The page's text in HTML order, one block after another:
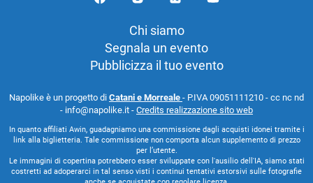
Chi siamo
Segnala un evento
Pubblicizza il tuo evento
Napolike è un progetto di Catani e Morreale - P.IVA 09051111210 - cc nc nd
- info@napolike.it - Credits realizzazione sito web
In quanto affiliati Awin, guadagniamo una commissione dagli acquisti idonei tramite i
link alla biglietteria. Tale commissione non comporta alcun supplemento di prezzo
per l’utente.
Le immagini di copertina potrebbero esser sviluppate con l'ausilio dell'IA, siamo stati
costretti ad adoperarci in tal senso visti i continui tentativi estorsivi sulle fotografie